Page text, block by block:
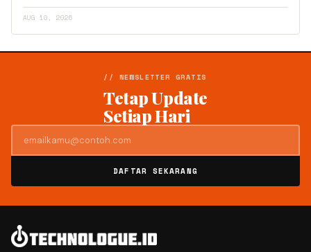
AUG 10, 2026
// NEWSLETTER GRATIS
Tetap Update
Setiap Hari
DAFTAR SEKARANG